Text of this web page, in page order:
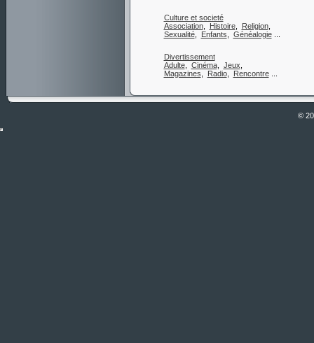
Culture et societé
Association, Histoire, Religion,
Sexualité, Enfants Généalogie...
Divertissement
Adulte, Cinéma, Jeux
Magazines
Radio, Rencontre...
©